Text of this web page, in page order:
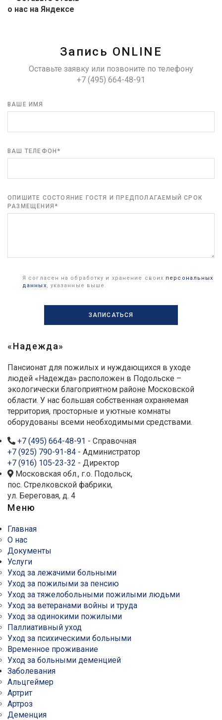
о нас на Яндексе
Запись ONLINE
Оставьте заявку или позвоните по телефону
+7 (495) 664-48-91
ВАШЕ ИМЯ
ВАШ ТЕЛЕФОН*
ОПИШИТЕ СОСТОЯНИЕ ГОСТЯ И ПРЕДПОЛАГАЕМЫЙ СРОК
РАЗМЕЩЕНИЯ*
Я согласен на обработку и хранение своих персональных
данных, указанные выше.
«Надежда»
Пансионат для пожилых и нуждающихся в уходе
людей «Надежда» расположен в Подольске –
экологически благоприятном районе Московской
области. У нас большая собственная охраняемая
территория, просторные и уютные комнаты
оборудованы всеми необходимыми средствами.
+7 (495) 664-48-91 - Справочная
+7 (925) 790-91-84 - Администратор
+7 (916) 105-23-32 - Директор
Московская обл., г.о. Подольск,
пос. Стрелковской фабрики,
ул. Береговая, д. 4
Меню
Главная
О нас
Документы
Услуги
Уход за лежачими больными
Уход за пожилыми за пенсию
Уход за тяжелобольными пожилыми людьми
Уход за ветеранами войны и труда
Уход за одинокими пожилыми
Паллиативный уход
Уход за психическими больными
Временное проживание
Уход за больными деменцией
Заболевания
Альцгеймер
Артрит
Артроз
Деменция